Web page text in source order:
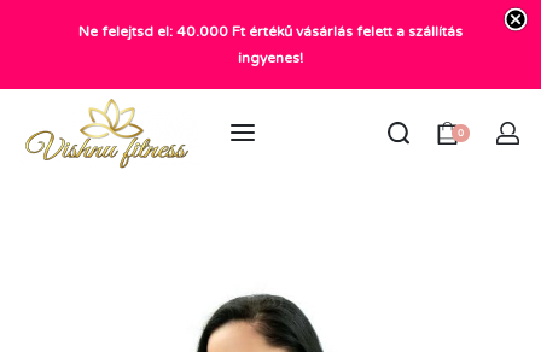
+36 20 372 2969
info@vishnu.hu
0
Ne felejtsd el: 40.000 Ft értékű vásárlás felett a szállítás
ingyenes!